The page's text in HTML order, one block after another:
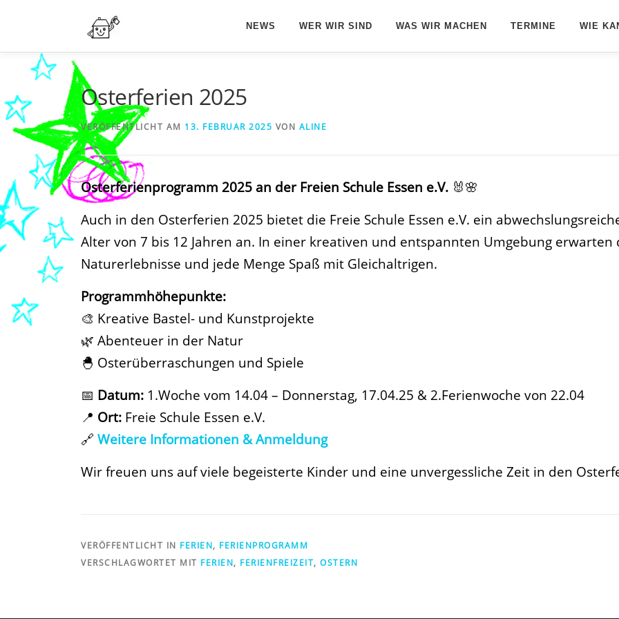
NEWS WER WIR SIND WAS WIR MACHEN TERMINE WIE
Osterferien 2025
VERÖFFENTLICHT AM 13. FEBRUAR 2025 VON ALINE
Osterferienprogramm 2025 an der Freien Schule Essen e.V. 🐰🌸
Auch in den Osterferien 2025 bietet die Freie Schule Essen e.V. ein
Alter von 7 bis 12 Jahren an. In einer kreativen und entspannten Umgebung
Naturerlebnisse und jede Menge Spaß mit Gleichaltrigen.
Programmhöhepunkte:
🎨 Kreative Bastel- und Kunstprojekte
🌿 Abenteuer in der Natur
🐣 Osterüberraschungen und Spiele
📅 Datum: 1.Woche vom 14.04 – Donnerstag, 17.04.25 & 2.Ferienwoche von 22.04
📍 Ort: Freie Schule Essen e.V.
🔗 Weitere Informationen & Anmeldung
Wir freuen uns auf viele begeisterte Kinder und eine unvergessliche Zeit in den
VERÖFFENTLICHT IN FERIEN, FERIENPROGRAMM
VERSCHLAGWORTET MIT FERIEN, FERIENFREIZEIT, OSTERN